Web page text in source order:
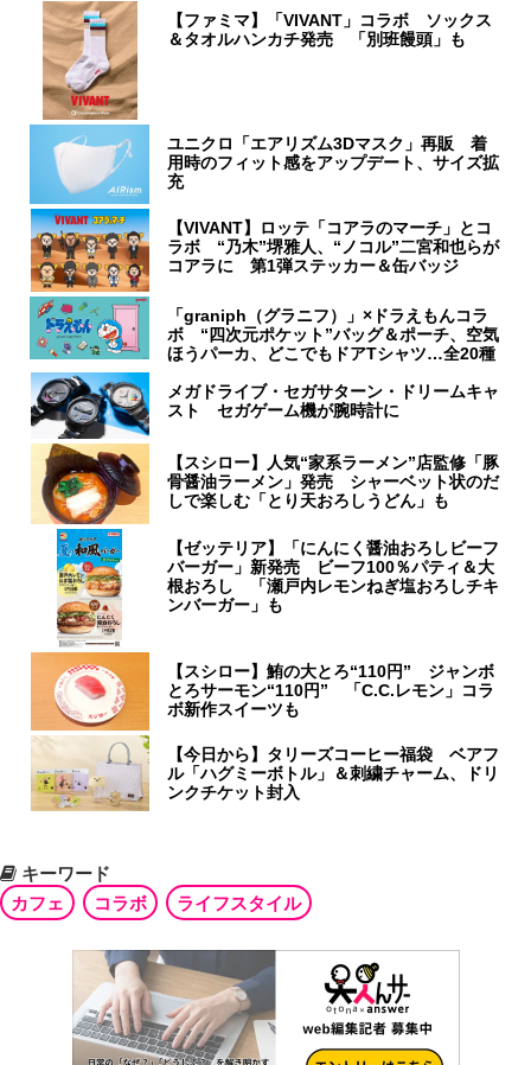
【ファミマ】「VIVANT」コラボ ソックス
＆タオルハンカチ発売 「別班饅頭」も
ユニクロ「エアリズム3Dマスク」再販 着
用時のフィット感をアップデート、サイズ拡
充
【VIVANT】ロッテ「コアラのマーチ」とコ
ラボ “乃木”堺雅人、“ノコル”二宮和也らが
コアラに 第1弾ステッカー＆缶バッジ
「graniph（グラニフ）」×ドラえもんコラ
ボ “四次元ポケット”バッグ＆ポーチ、空気
ほうパーカ、どこでもドアTシャツ…全20種
メガドライブ・セガサターン・ドリームキャ
スト セガゲーム機が腕時計に
【スシロー】人気“家系ラーメン”店監修「豚
骨醤油ラーメン」発売 シャーベット状のだ
しで楽しむ「とり天おろしうどん」も
【ゼッテリア】「にんにく醤油おろしビーフ
バーガー」新発売 ビーフ100％パティ＆大
根おろし 「瀬戸内レモンねぎ塩おろしチキ
ンバーガー」も
【スシロー】鮪の大とろ“110円” ジャンボ
とろサーモン“110円” 「C.C.レモン」コラ
ボ新作スイーツも
【今日から】タリーズコーヒー福袋 ベアフ
ル「ハグミーボトル」＆刺繍チャーム、ドリ
ンクチケット封入
キーワード
カフェ
コラボ ライフスタイル